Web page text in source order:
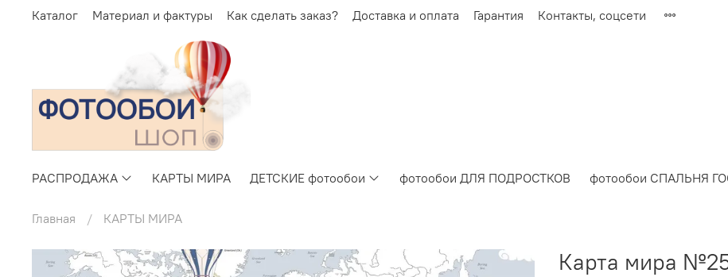
Каталог Материал и фактуры Как сделать заказ? Доставка и оплата Гарантия Контакты, соцсети
РАСПРОДАЖА КАРТЫ МИРА ДЕТСКИЕ фотообои фотообои ДЛЯ ПОДРОСТКОВ фотообои СПАЛЬНЯ
Главная КАРТЫ МИРА
Карта мира